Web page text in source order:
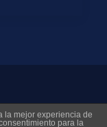
rights reserved
la mejor experiencia de
para la